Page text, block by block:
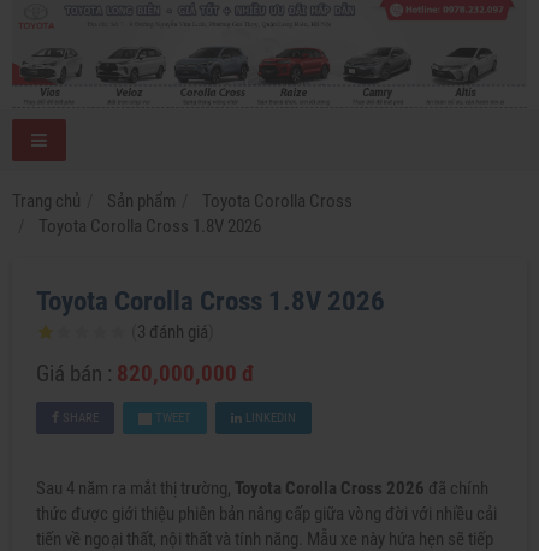
Trang chủ Sản phẩm
Toyota Corolla Cross
Toyota Corolla Cross 1.8V 2026
Toyota Corolla Cross 1.8V 2026
3 đánh giá
Giá bán : 820,000,000 đ
SHARE TWEET LINKEDIN
Sau 4 năm ra mắt thị trường, Toyota Corolla Cross 2026 đã chính
thức được giới thiệu phiên bản nâng cấp giữa vòng đời với nhiều cải
tiến về ngoại thất, nội thất và tính năng. Mẫu xe này hứa hẹn sẽ tiếp